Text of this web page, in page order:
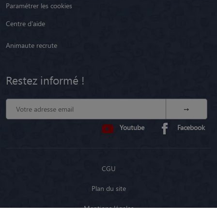
Paramétrer les cookies
Centre d'aide
Animaute recrute
Restez informé !
Youtube Facebook
CGU
Plan du site
Mentions légales